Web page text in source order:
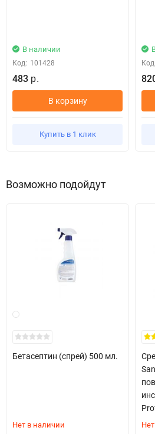
В наличии
Код: 101428
483 р.
В корзину
Купить в 1 клик
Код:
Возможно подойдут
Бетасептин (спрей) 500 мл.
Нет в наличии